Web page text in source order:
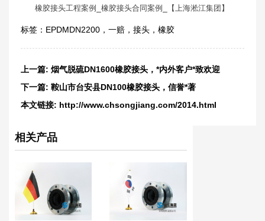
橡胶接头工程案例
_橡胶接头合同案例_【上海淞江集团】
标签： EPDMDN2200 ， 一赔 ， 接头 ， 橡胶
上一篇: 烟气脱硫DN1600橡胶接头，*内外客户*致欢迎
下一篇: 鞍山市台安县DN100橡胶接头，信誉*著
本文链接: http://www.chsongjiang.com/2014.html
相关产品